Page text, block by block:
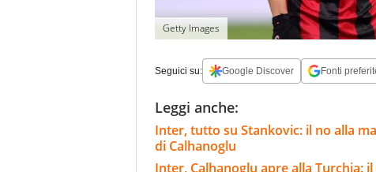
Getty Images
Seguici su: Google Discover Fonti
Leggi anche:
Inter, tutto su Stankovic: il no alla
di Calhanoglu
Inter, Calhanoglu apre alla Turchia: